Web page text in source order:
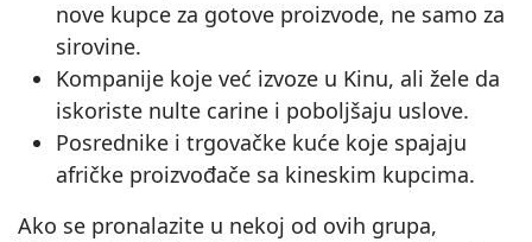
nove kupce za gotove proizvode, ne samo za
sirovine.
Kompanije koje već izvoze u Kinu, ali žele da
iskoriste nulte carine i poboljšaju uslove.
Posrednike i trgovačke kuće koje spajaju
afričke proizvođače sa kineskim kupcima.
Ako se pronalazite u nekoj od ovih grupa,